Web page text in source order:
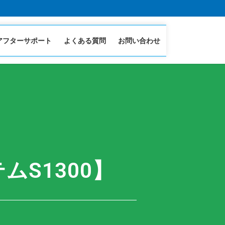
フターサポート よくある質問 お問い合わせ
S1300】